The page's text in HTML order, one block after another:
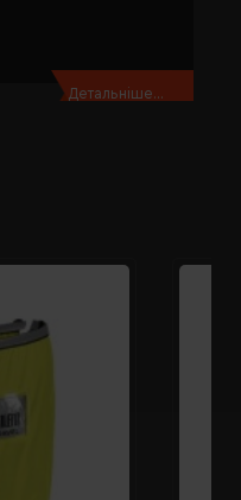
Детальніше...